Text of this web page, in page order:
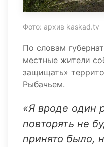
Фото: архив kaskad.tv
По словам
местные жители
защищать»
Рыбачьем.
«Я вроде один
повторять не
принято было,